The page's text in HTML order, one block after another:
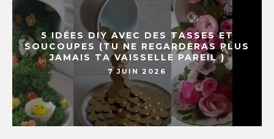
5 IDÉES DIY AVEC DES TASSES ET
SOUCOUPES (TU NE REGARDERAS PLUS
JAMAIS TA VAISSELLE PAREIL )
7 JUIN 2026